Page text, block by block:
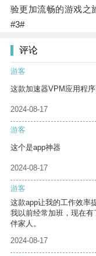
验更加流畅的游戏之
#3#
评论
游客
这款加速器VPM应用程
2024-08-17
游客
这个是app神器
2024-08-17
游客
这款app让我的工作效率
我以前经常加班，现在
伴家人。
2024-08-17